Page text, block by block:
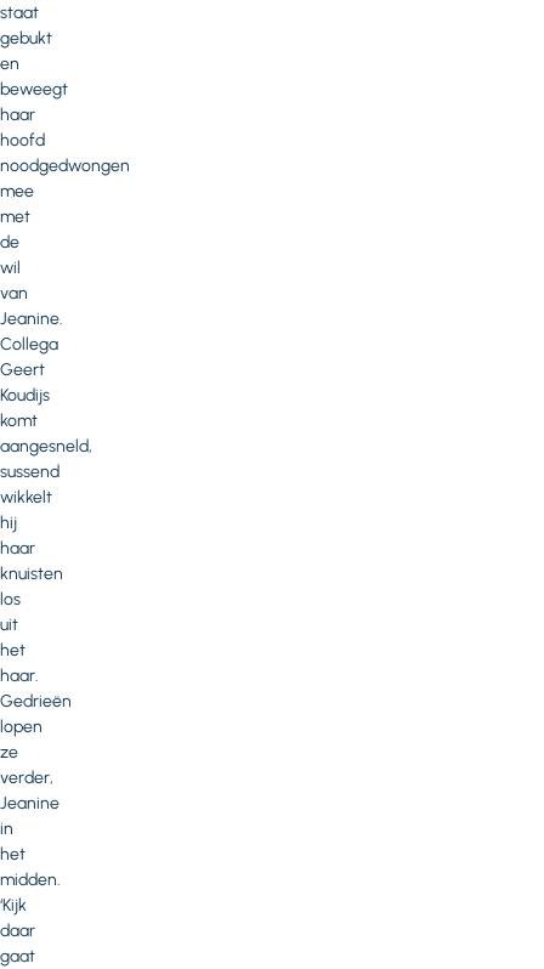
staat
gebukt
en
beweegt
haar
hoofd
noodgedwongen
mee
met
de
wil
van
Jeanine.
Collega
Geert
Koudijs
komt
aangesneld,
sussend
wikkelt
hij
haar
knuisten
los
uit
het
haar.
Gedrieën
lopen
ze
verder,
Jeanine
in
het
midden.
‘Kijk
daar
gaat